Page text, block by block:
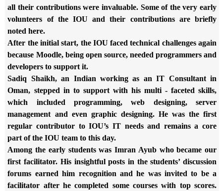
all their contributions were invaluable. Some of the very early
volunteers of theIOU and their contributions are briefly
noted here.
After the initial start, the IOU faced technical challenges again
because Moodle, being open source, needed programmers and
developers tosupport it.
Sadiq Shaikh, an Indian working as an IT Consultant in
Oman, stepped in to support with his multi - faceted skills,
which included programming,web designing, server
management and even graphic designing. He was the first
regular contributor to IOU’s IT needs and remains a core
part of the IOU team to this day.
Among the early students was Imran Ayub who became our
first facilitator. His insightful posts in the students’ discussion
forums earned him recognition and he was invited to be a
facilitator after hecompleted some courses with top scores.